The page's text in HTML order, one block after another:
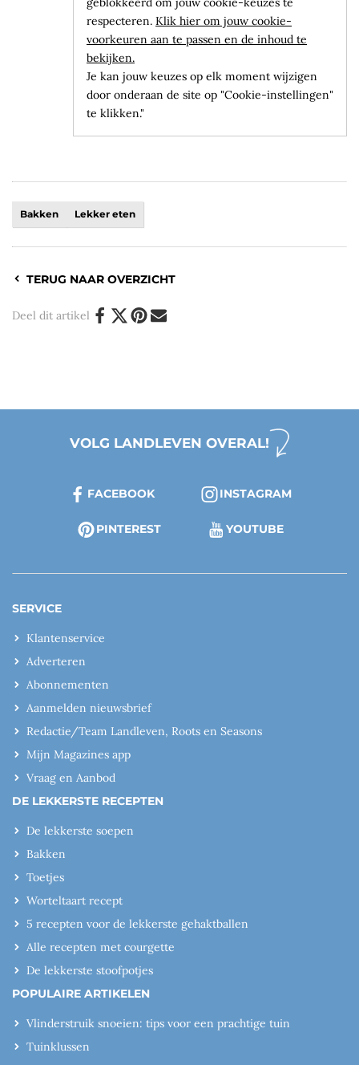
respecteren. Klik hier om jouw cookie-
voorkeuren aan te passen en de inhoud te
bekijken.
Je kan jouw keuzes op elk moment wijzigen
door onderaan de site op "Cookie-instellingen"
te klikken."
Bakken Lekker eten
TERUG NAAR OVERZICHT
Deel dit artikel
VOLG LANDLEVEN OVERAL!
FACEBOOK INSTAGRAM
PINTEREST YOUTUBE
SERVICE
Klantenservice
Adverteren
Abonnementen
Aanmelden nieuwsbrief
Redactie/Team Landleven, Roots en Seasons
Mijn Magazines app
Vraag en Aanbod
DE LEKKERSTE RECEPTEN
De lekkerste soepen
Bakken
Toetjes
Worteltaart recept
5 recepten voor de lekkerste gehaktballen
Alle recepten met courgette
De lekkerste stoofpotjes
POPULAIRE ARTIKELEN
Vlinderstruik snoeien: tips voor een prachtige tuin
Tuinklussen